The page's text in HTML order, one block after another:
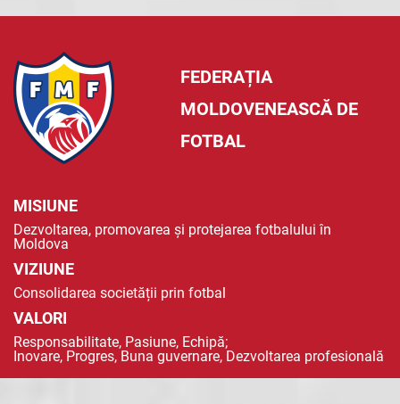
FEDERAȚIA
MOLDOVENEASCĂ DE
FOTBAL
MISIUNE
Dezvoltarea, promovarea și protejarea fotbalului în
Moldova
VIZIUNE
Consolidarea societății prin fotbal
VALORI
Responsabilitate, Pasiune, Echipă;
Inovare, Progres, Buna guvernare, Dezvoltarea profesională